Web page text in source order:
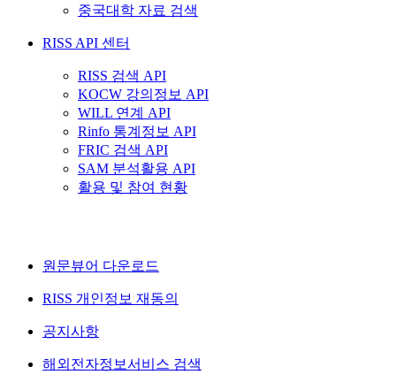
중국대학 자료 검색
RISS API 센터
RISS 검색 API
KOCW 강의정보 API
WILL 연계 API
Rinfo 통계정보 API
FRIC 검색 API
SAM 분석활용 API
활용 및 참여 현황
원문뷰어 다운로드
RISS 개인정보 재동의
공지사항
해외전자정보서비스 검색